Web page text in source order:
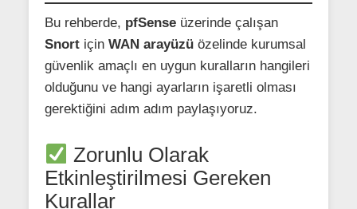
Bu rehberde, pfSenseüzerinde çalışan
Snortiçin WAN arayüzüözelinde kurumsal
güvenlik amaçlı en uygun kuralların hangileri
olduğunu ve hangi ayarların işaretli olması
gerektiğini adım adım paylaşıyoruz.
Zorunlu Olarak
Etkinleştirilmesi Gereken
Kurallar